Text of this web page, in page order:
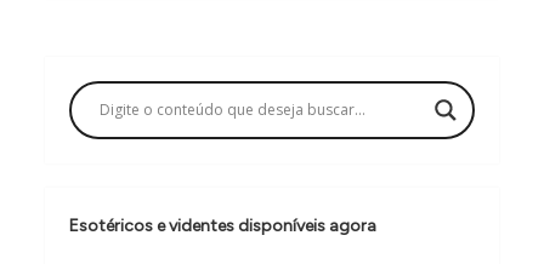
ç
ã
o
e
Esotéricos e videntes disponíveis agora